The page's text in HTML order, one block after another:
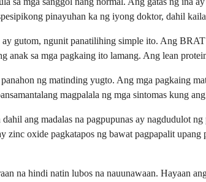
pinayuhan ka ng iyong doktor, dahil
gutom, ngunit panatilihing simple ito. Ang
anak sa mga pagkaing ito lamang. Ang lean
ng matinding yugto. Ang mga pagkaing
magpalala ng mga sintomas kung
ang madalas na pagpupunas ay nagdudulot
zinc oxide pagkatapos ng bawat pagpapalit
na hindi natin lubos na nauunawaan. Hayaan